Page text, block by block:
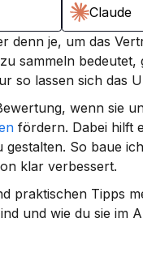
Claude
denn je, um das
zu sammeln bedeutet,
so lassen sich das
wenn sie
fördern. Dabei hilft
So baue
klar verbessert.
praktischen Tipps
und wie du sie im